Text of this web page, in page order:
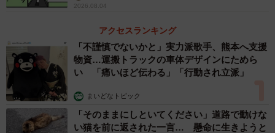
2026.08.04
アクセスランキング
「不謹慎でないかと」実力派歌手、熊本へ支援
物資…運搬トラックの車体デザインにためら
い 「痛いほど伝わる」「行動され立派」
まいどなトピック
「そのままにしといてください」道路で動けな
い猫を前に返された一言… 懸命に生きようと